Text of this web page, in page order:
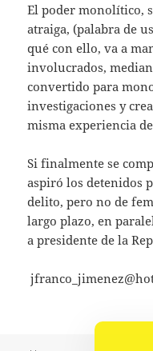
El poder monolítico,
atraiga, (palabra de
qué con ello, va a
involucrados,
convertido para
investigaciones y
misma experiencia
Si finalmente se
aspiró los detenidos
delito, pero no de
largo plazo, en
a presidente de la